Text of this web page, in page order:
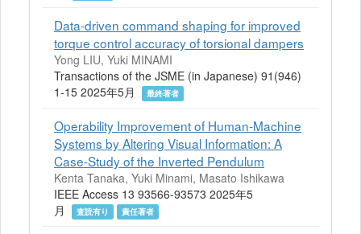
Data-driven command shaping for improved
torque control accuracy of torsional dampers
Yong LIU, Yuki MINAMI
Transactions of the JSME (in Japanese) 91(946)
1-15 2025年5月
最終著者
Operability Improvement of Human-Machine
Systems by Altering Visual Information: A
Case-Study of the Inverted Pendulum
Kenta Tanaka, Yuki Minami, Masato Ishikawa
IEEE Access 13 93566-93573 2025年5
月
査読有り 責任著者